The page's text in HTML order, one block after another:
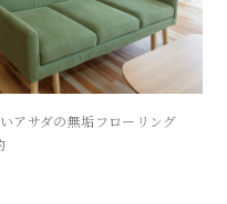
アサダの無垢フローリング